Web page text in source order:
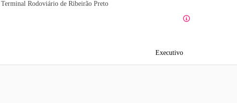
Terminal Rodoviário de Ribeirão Preto
Executivo